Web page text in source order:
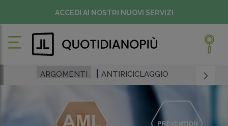
ACCEDI AI NOSTRI NUOVI SERVIZI
ARGOMENTI ANTIRICICLAGGIO